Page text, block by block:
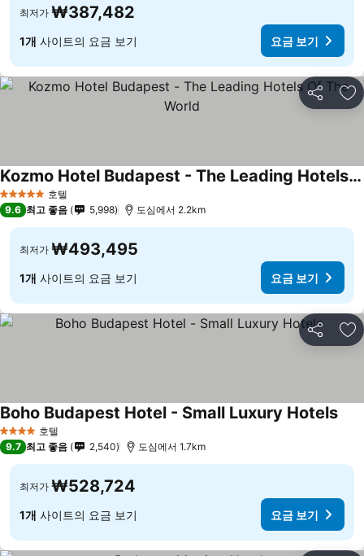
최저가 ₩387,482
1개 사이트의 요금 보기 요금 보기
공유 즐
5 성급 호텔
Kozmo Hotel Budapest - The Leading Hotels Of The World
9.6 최고 좋음 5,998 도심에서 2.2km
최저가 ₩493,495
1개 사이트의 요금 보기 요금 보기
공유 즐
4 성급 호텔
Boho Budapest Hotel - Small Luxury Hotels
9.7 최고 좋음 2,540 도심에서 1.7km
최저가 ₩528,724
1개 사이트의 요금 보기 요금 보기